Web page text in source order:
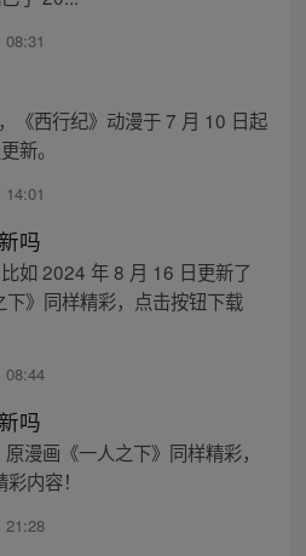
《西行纪》动漫于 7 月 10 日起
新。
14:01
吗
如 2024 年 8 月 16 日更新了
》同样精彩，点击按钮下载
08:44
吗
漫画《一人之下》同样精彩，
内容！
21:28